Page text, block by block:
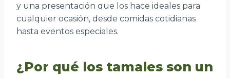
y una presentación que los hace ideales para
cualquier ocasión, desde comidas cotidianas
hasta eventos especiales.
¿Por qué los tamales son un